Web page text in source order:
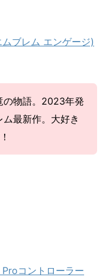
ブレム エンゲージ)
の物語。2023年発
最新作。大好き
コントローラー